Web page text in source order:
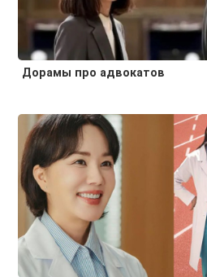
Дорамы про адвокатов